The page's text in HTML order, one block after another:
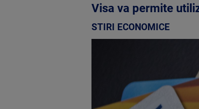
Visa va permite
STIRI ECONOMICE